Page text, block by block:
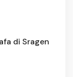
di Sragen